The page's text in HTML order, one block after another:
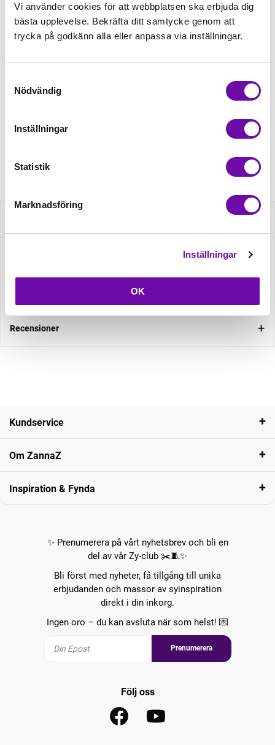
Vi använder cookies för att webbplatsen ska erbjuda dig
bästa upplevelse. Bekräfta ditt samtycke genom att
trycka på godkänn alla eller anpassa via inställningar.
Nödvändig
Inställningar
Statistik
Marknadsföring
Inställningar
OK
Enfärgat matchande +49,00kr
Minsta beställning: 0.5 m
Recensioner
Kundservice
Om ZannaZ
Inspiration & Fynda
✨ Prenumerera på vårt nyhetsbrev och bli en
del av vår Zy-club ✂️🧵✨
Bli först med nyheter, få tillgång till unika
erbjudanden och massor av syinspiration
direkt i din inkorg.
Ingen oro – du kan avsluta när som helst! 💌
Prenumerera
Följ oss